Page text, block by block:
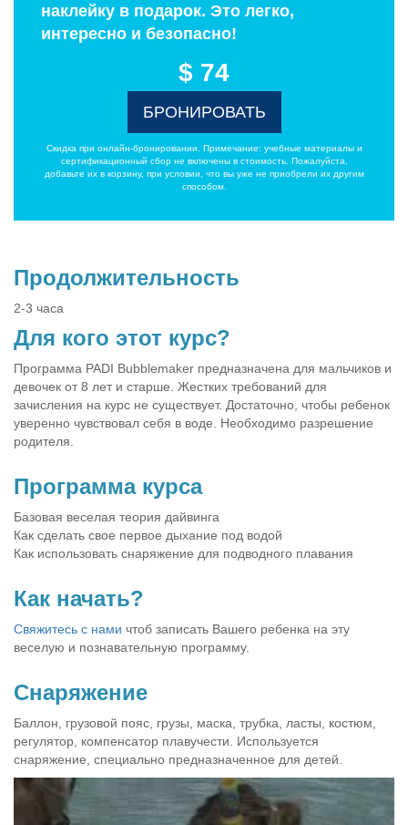
наклейку в подарок. Это легко,
интересно и безопасно!
$ 74
БРОНИРОВАТЬ
Скидка при онлайн-бронировании. Примечание: учебные материалы и
сертификационный сбор не включены в стоимость. Пожалуйста,
добавьте их в корзину, при условии, что вы уже не приобрели их другим
способом.
Продолжительность
2-3 часа
Для кого этот курс?
Программа PADI Bubblemaker предназначена для мальчиков и
девочек от 8 лет и старше. Жестких требований для
зачисления на курс не существует. Достаточно, чтобы ребенок
уверенно чувствовал себя в воде. Необходимо разрешение
родителя.
Программа курса
Базовая веселая теория дайвинга
Как сделать свое первое дыхание под водой
Как использовать снаряжение для подводного плавания
Как начать?
Свяжитесь с нами чтоб записать Вашего ребенка на эту
веселую и познавательную программу.
Снаряжение
Баллон, грузовой пояс, грузы, маска, трубка, ласты, костюм,
регулятор, компенсатор плавучести. Используется
снаряжение, специально предназначенное для детей.